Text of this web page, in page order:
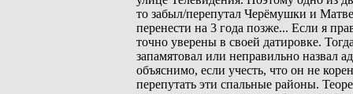
то забыл/перепутал Черёмушки и
перенести на 3 года позже... Если я
точно уверены в своей датировке.
запамятовал или неправильно назвал
объяснимо, если учесть, что он не
перепутать эти спальные районы.